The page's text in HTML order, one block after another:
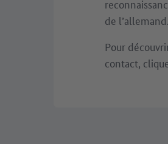
de l’allemand.
Pour
contact,